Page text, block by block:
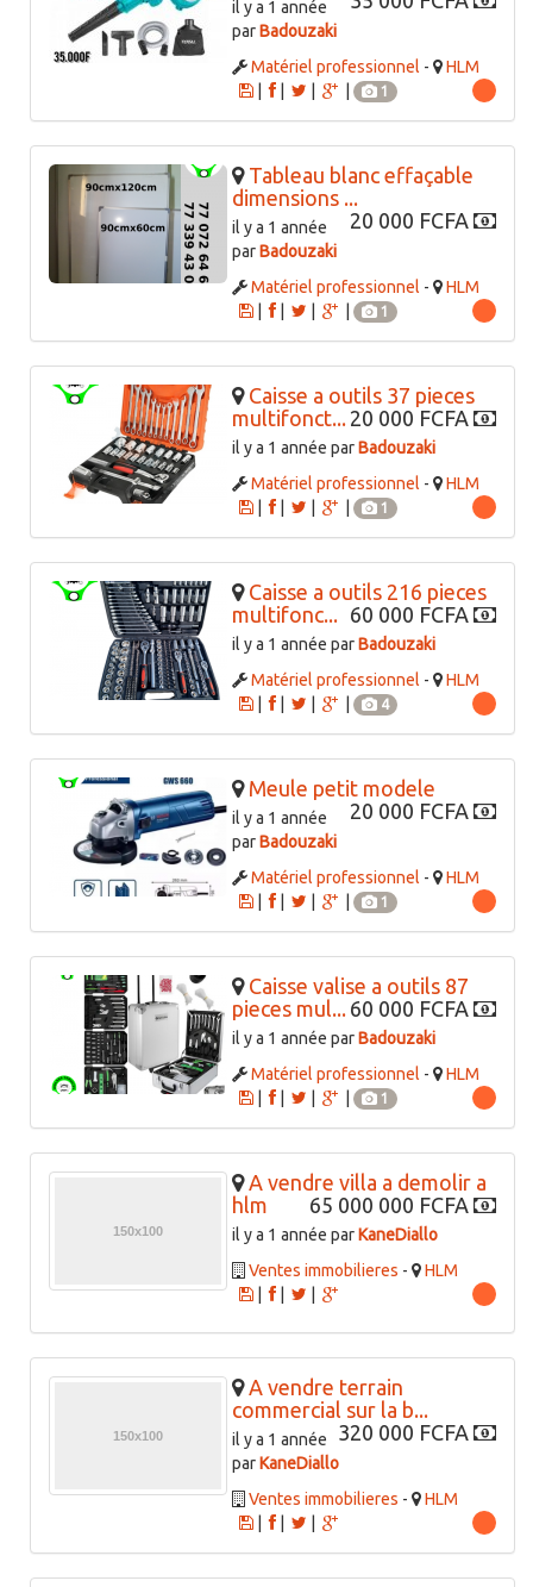
il y a 1 année
parBadouzaki
Matériel professionnel -
HLM
|
1
Tableau blanc effaçable
dimensions ...
20 000 FCFA
il y a 1 année
parBadouzaki
Matériel professionnel -
HLM
|
1
Caisse a outils 37 pieces
multifonct... 20 000 FCFA
il y a 1 année parBadouzaki
Matériel professionnel -
HLM
|
1
Caisse a outils 216 pieces
multifonc... 60 000 FCFA
il y a 1 année parBadouzaki
Matériel professionnel -
HLM
|
4
Meule petit modele
20 000 FCFA
il y a 1 année
parBadouzaki
Matériel professionnel -
HLM
|
1
Caisse valise a outils 87
pieces mul... 60 000 FCFA
il y a 1 année parBadouzaki
Matériel professionnel -
HLM
|
1
A vendre villa a demolir a
hlm
65 000 000 FCFA
il y a 1 année parKaneDiallo
Ventes immobilieres -
HLM
|
A vendre terrain
commercial sur la b...
320 000 FCFA
il y a 1 année
parKaneDiallo
Ventes immobilieres -
HLM
|